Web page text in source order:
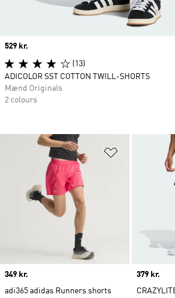
Føj til
Price
349 kr.
adi365 adidas Runners shorts
Price
379 kr.
Price
529 kr.
(13)
ADICOLOR SST COTTON TWILL-SHORTS
Mænd Originals
2 colours